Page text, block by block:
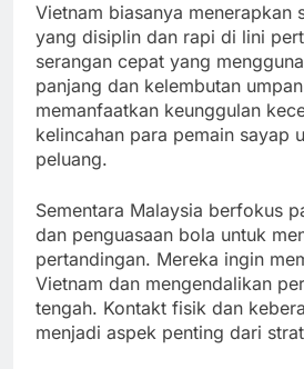
Vietnam biasanya menerapkan
yang disiplin dan rapi di lini
serangan cepat yang
panjang dan kelembutan
memanfaatkan keunggulan
kelincahan para pemain sayap
peluang.
Sementara Malaysia berfokus
dan penguasaan bola untuk
pertandingan. Mereka ingin
Vietnam dan mengendalikan
tengah. Kontakt fisik dan
menjadi aspek penting dari